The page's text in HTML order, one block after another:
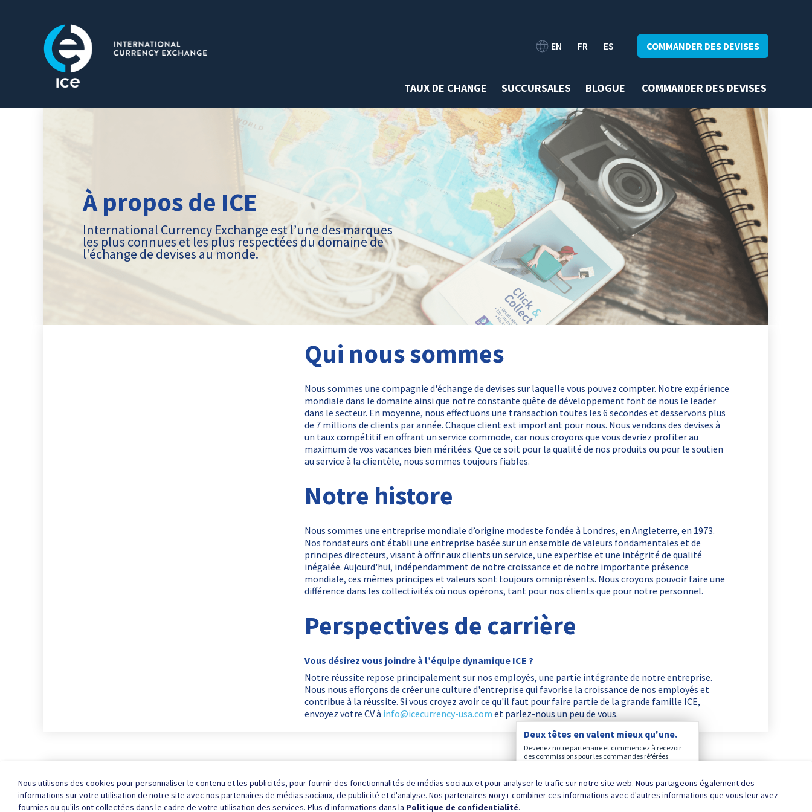
EN FR ES COMMANDER DES DEVISES
COMMANDER DES DEVISES
TAUX DE CHANGE SUCCURSALES BLOGUE
À propos de ICE
International Currency Exchange est l’une des marques
les plus connues et les plus respectées du domaine de
l'échange de devises au monde.
Qui nous sommes
Nous sommes une compagnie d'échange de devises sur laquelle vous pouvez compter. Notre expérience
mondiale dans le domaine ainsi que notre constante quête de développement font de nous le leader
dans le secteur. En moyenne, nous effectuons une transaction toutes les 6 secondes et desservons plus
de 7 millions de clients par année. Chaque client est important pour nous. Nous vendons des devises à
un taux compétitif en offrant un service commode, car nous croyons que vous devriez profiter au
maximum de vos vacances bien méritées. Que ce soit pour la qualité de nos produits ou pour le soutien
au service à la clientèle, nous sommes toujours fiables.
Notre histore
Nous sommes une entreprise mondiale d’origine modeste fondée à Londres, en Angleterre, en 1973.
Nos fondateurs ont établi une entreprise basée sur un ensemble de valeurs fondamentales et de
principes directeurs, visant à offrir aux clients un service, une expertise et une intégrité de qualité
inégalée. Aujourd'hui, indépendamment de notre croissance et de notre importante présence
mondiale, ces mêmes principes et valeurs sont toujours omniprésents. Nous croyons pouvoir faire une
différence dans les collectivités où nous opérons, tant pour nos clients que pour notre personnel.
Perspectives de carrière
Vous désirez vous joindre à l’équipe dynamique ICE ?
Notre réussite repose principalement sur nos employés, une partie intégrante de notre entreprise.
Nous nous efforçons de créer une culture d'entreprise qui favorise la croissance de nos employés et
contribue à la réussite. Si vous croyez avoir ce qu'il faut pour faire partie de la grande famille ICE,
envoyez votre CV à info@icecurrency-usa.com et parlez-nous un peu de vous.
A propos de ICE FAQ Nous joindre
Deux têtes en valent mieux qu'une.
Devenez notre partenaire et commencez à recevoir
des commissions pour les commandes référées.
Nous utilisons des cookies pour personnaliser le contenu et les publicités, pour fournir des fonctionnalités de médias sociaux et pour analyser le trafic sur notre site web. Nous partageons également des
informations sur votre utilisation de notre site avec nos partenaires de médias sociaux, de publicité et d'analyse. Nos partenaires могут combiner ces informations avec d'autres informations que vous leur avez
fournies ou qu'ils ont collectées dans le cadre de votre utilisation des services. Plus d'informations dans la Politique de confidentialité.